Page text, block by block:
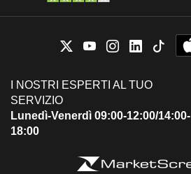
I NOSTRI ESPERTI AL TUO
SERVIZIO
Lunedì-Venerdì 09:00-12:00/14:00-
18:00